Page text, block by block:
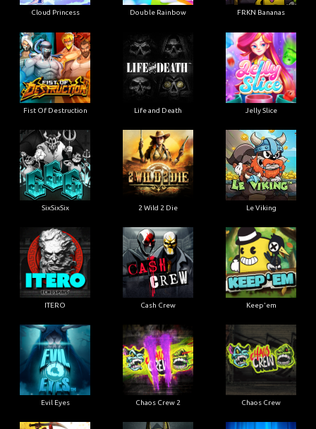
Cloud Princess Double Rainbow FRKN Bananas
Fist Of Destruction Life and Death Jelly Slice
SixSixSix 2 Wild 2 Die Le Viking
ITERO Cash Crew Keep'em
Evil Eyes Chaos Crew 2 Chaos Crew